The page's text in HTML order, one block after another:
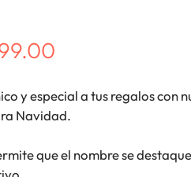
y especial a tus regalos con
Navidad.
que el nombre se